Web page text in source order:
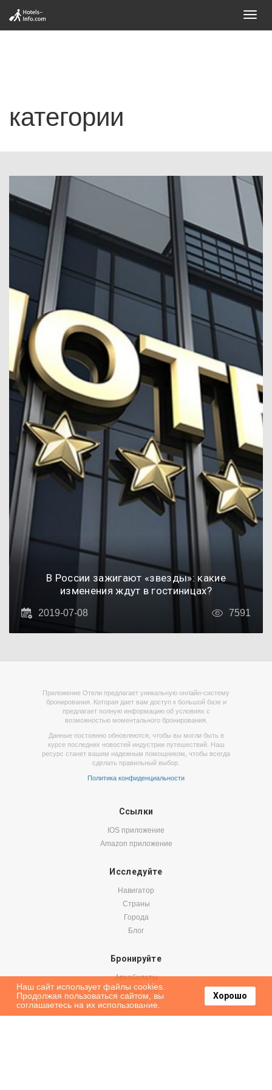
категории
В России зажигают «звезды»: какие
изменения ждут в гостиницах?
2019-07-08 7591
Приложение Отели предлагает уникальную онлайн-систему
бронирования. Которая дает вам доступ к большой базе и
предлагает полную информацию об условиях с
возможностью моментального бронирования.
Данные постоянно обновляются, чтобы вы могли быть в
курсе последних новостей индустрии путешествий. Наш
ресурс станет вашим надежным помощником, чтобы всегда
сделать правильный выбор.
Политика конфиденциальности
Ссылки
IOS приложение
Amazon приложение
Исследуйте
Навигатор
Страны
Города
Блог
Бронируйте
Авиабилеты
Аренда авто
Паромы
Наш сайт использует файлы cookies.
Продолжая пользоваться сайтом, вы
соглашаетесь на их использование.
Хорошо